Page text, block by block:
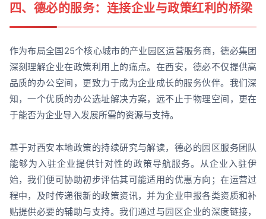
四、德必的服务：连接企业与政策红利的桥梁
作为布局全国25个核心城市的产业园区运营服务商，德必集团
深刻理解企业在政策利用上的痛点。在西安，德必不仅提供高
品质的办公空间，更致力于成为企业成长的服务伙伴。我们深
知，一个优质的办公选址解决方案，远不止于物理空间，更在
于能否为企业导入发展所需的资源与支持。
基于对西安本地政策的持续研究与解读，德必的园区服务团队
能够为入驻企业提供针对性的政策导航服务。从企业入驻伊
始，我们便可协助初步评估其可能适用的优惠方向；在运营过
程中，及时传递很新的政策资讯，并为企业申报各类资质和补
贴提供必要的辅助与支持。我们通过与园区企业的深度链接，